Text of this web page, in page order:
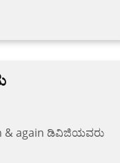
& again ಡಿವಿಜಿಯವರು